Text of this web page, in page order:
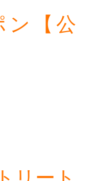
ン【公